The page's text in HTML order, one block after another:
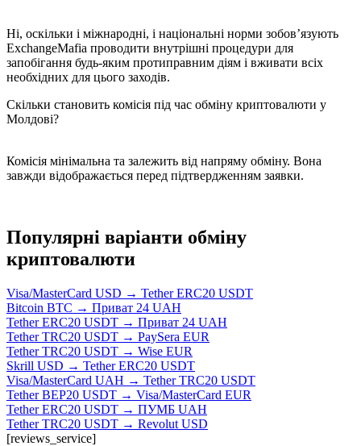
Ні, оскільки і міжнародні, і національні норми зобов’язують
ExchangeMafia проводити внутрішні процедури для
запобігання будь-яким протиправним діям і вживати всіх
необхідних для цього заходів.
Скільки становить комісія під час обміну криптовалюти у
Молдові?
Комісія мінімальна та залежить від напряму обміну. Вона
завжди відображається перед підтвердженням заявки.
Популярні варіанти обміну
криптовалюти
Visa/MasterCard USD → Tether ERC20 USDT
Bitcoin BTC → Приват 24 UAH
Tether ERC20 USDT → Приват 24 UAH
Tether TRC20 USDT → PaySera EUR
Tether TRC20 USDT → Wise EUR
Skrill USD → Tether ERC20 USDT
Visa/MasterCard UAH → Tether TRC20 USDT
Tether BEP20 USDT → Visa/MasterCard EUR
Tether ERC20 USDT → ПУМБ UAH
Tether TRC20 USDT → Revolut USD
[reviews_service]